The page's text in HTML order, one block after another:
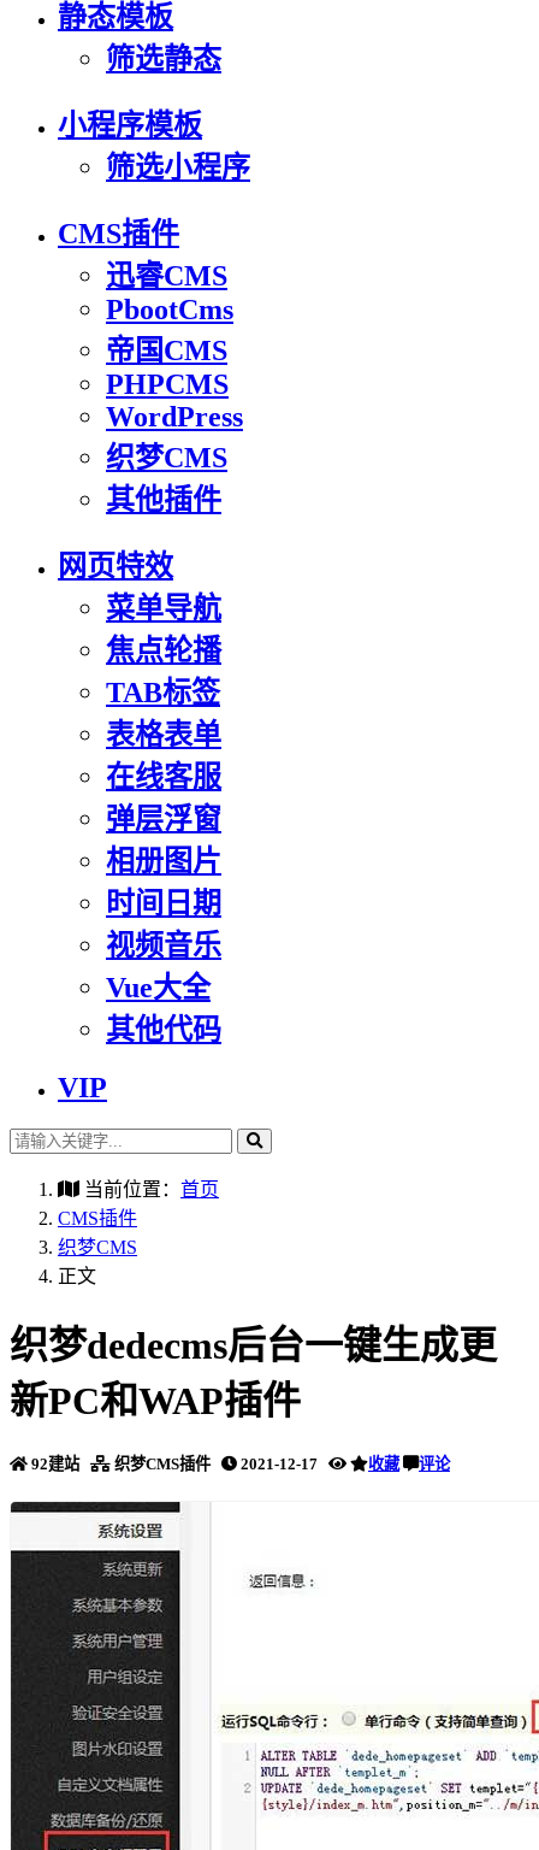
静态模板
筛选静态
小程序模板
筛选小程序
CMS插件
迅睿CMS
PbootCms
帝国CMS
PHPCMS
WordPress
织梦CMS
其他插件
网页特效
菜单导航
焦点轮播
TAB标签
表格表单
在线客服
弹层浮窗
相册图片
时间日期
视频音乐
Vue大全
其他代码
VIP
当前位置： 首页
CMS插件
织梦CMS
正文
织梦dedecms后台一键生成更
新PC和WAP插件
92建站 织梦CMS插件 2021-12-17 收藏 评论